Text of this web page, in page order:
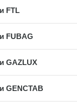
FTL
FUBAG
GAZLUX
GENCTAB